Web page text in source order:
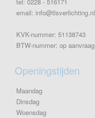
tel: 0228 - 516171
email: info@tlsverlichting.nl
KVK-nummer: 51138743
BTW-nummer: op aanvraag
Openingstijden
Maandag
Dinsdag
Woensdag